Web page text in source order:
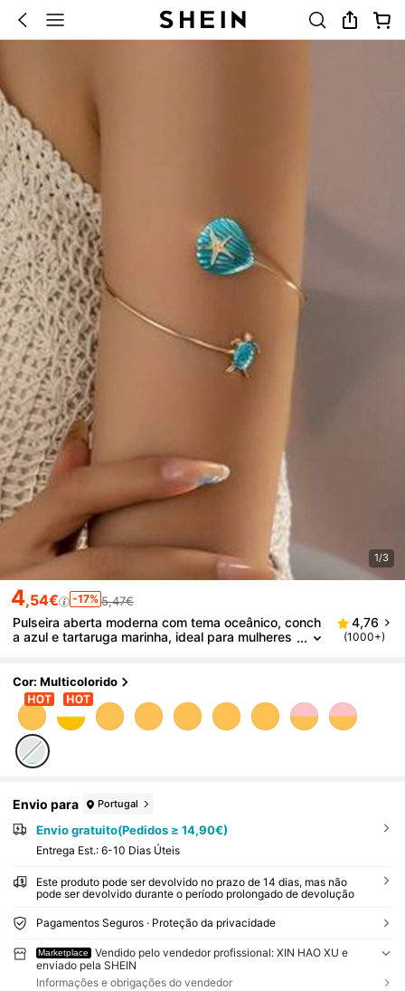
1/3
4,54€ -17% 5,47€
Pulseira aberta moderna com tema oceânico, conch
a azul e tartaruga marinha, ideal para mulheres
4,76
(1000+)
Cor: Multicolorido
Envio para Portugal
Envio gratuito(Pedidos ≥ 14,90€)
Entrega Est.: 6-10 Dias Úteis
Este produto pode ser devolvido no prazo de 14 dias, mas não
pode ser devolvido durante o período prolongado de devolução
Pagamentos Seguros · Proteção da privacidade
Marketplace
Vendido pelo vendedor profissional: XIN HAO XU e
enviado pela SHEIN
Informações e obrigações do vendedor